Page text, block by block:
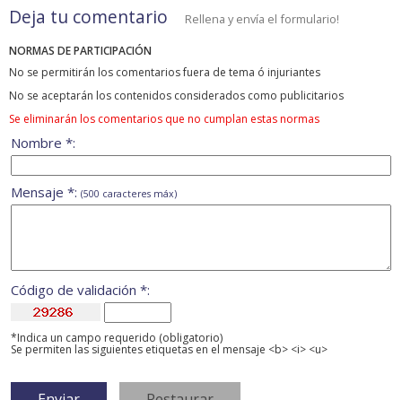
Deja tu comentario Rellena y envía el formulario!
NORMAS DE PARTICIPACIÓN
No se permitirán los comentarios fuera de tema ó injuriantes
No se aceptarán los contenidos considerados como publicitarios
Se eliminarán los comentarios que no cumplan estas normas
Nombre *:
Mensaje *: (500 caracteres máx)
Código de validación *:
*Indica un campo requerido (obligatorio)
Se permiten las siguientes etiquetas en el mensaje <b> <i> <u>